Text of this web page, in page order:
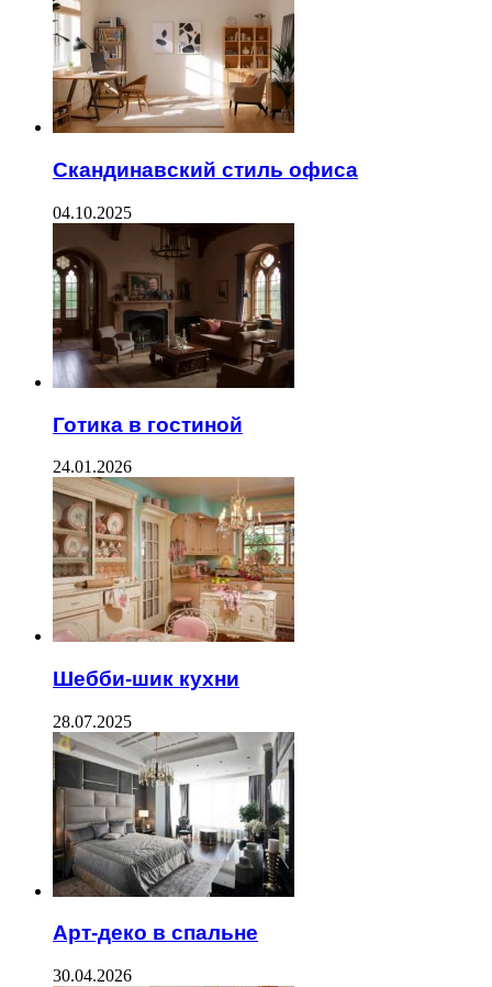
Скандинавский стиль офиса
04.10.2025
Готика в гостиной
24.01.2026
Шебби-шик кухни
28.07.2025
Арт-деко в спальне
30.04.2026